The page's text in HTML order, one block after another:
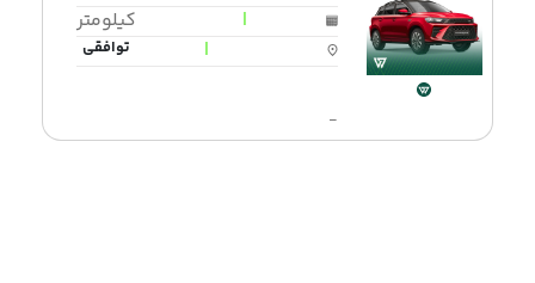
|
کیلومتر
|
توافقی
-